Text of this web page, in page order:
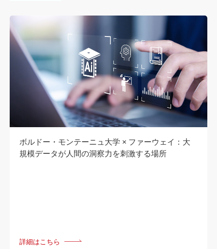
ボルドー・モンテーニュ大学 × ファーウェイ：大
規模データが人間の洞察力を刺激する場所
詳細はこちら